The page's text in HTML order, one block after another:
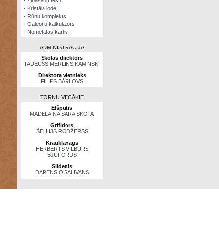
· Kristāla lode
· Rūnu komplekts
· Galeonu kalkulators
· Nomētātās kārtis
ADMINISTRĀCIJA
Skolas direktors
TADEUŠS MERLINS KAMINSKI
Direktora vietnieks
FILIPS BĀRLOVS
TORŅU VECĀKIE
Elšpūtis
MADELAINA SĀRA SKOTA
Grifidors
ŠELLIJS RODŽERSS
Kraukļanags
HERBERTS VILBURS
BJŪFORDS
Slīdenis
DARENS O’SALIVANS